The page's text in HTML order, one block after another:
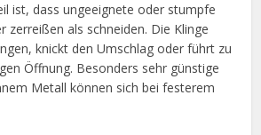
ist, dass ungeeignete oder stumpfe
zerreißen als schneiden. Die Klinge
knickt den Umschlag oder führt zu
Öffnung. Besonders sehr günstige
Metall können sich bei festerem